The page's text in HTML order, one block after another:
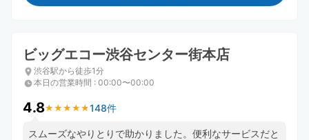
ビッグエコー渋谷センター街本店
渋谷駅から徒歩1分
本日の営業時間 : 00:00〜00:00
4.8★ ★ ★ ★ ★
★ ★ ★ ★ ★ 148件
スムーズなやりとりで助かりました。便利なサービスだと